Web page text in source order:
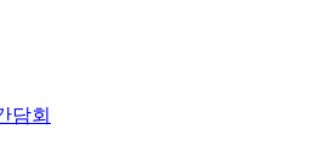
담회